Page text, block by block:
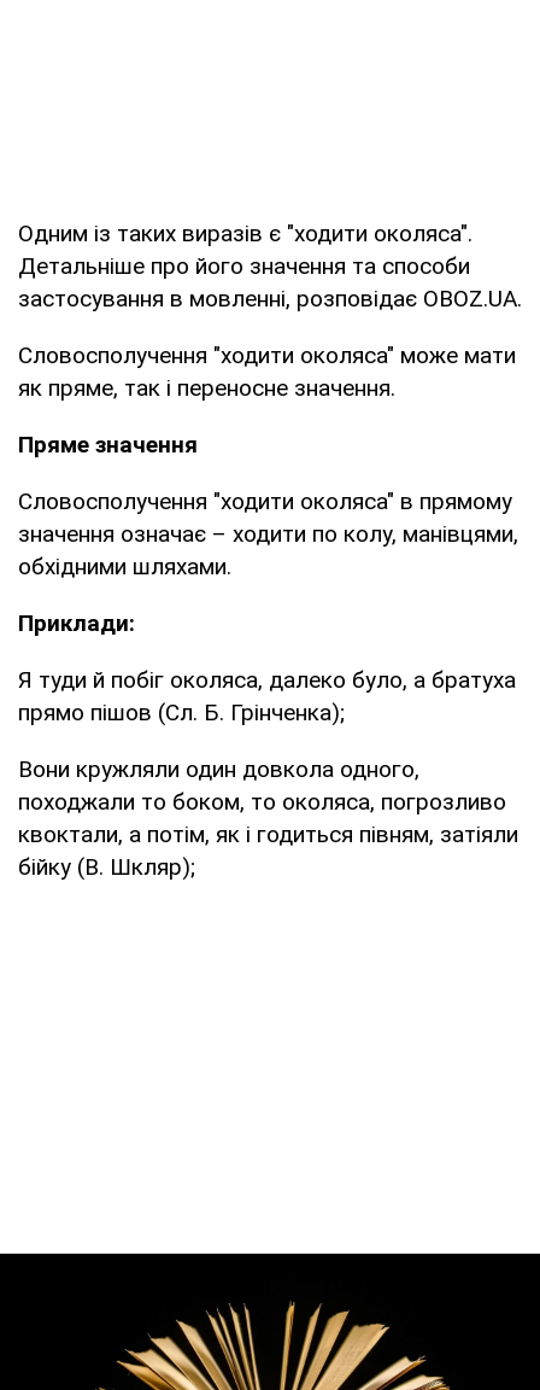
Одним із таких виразів є "ходити околяса".
Детальніше про його значення та способи
застосування в мовленні, розповідає OBOZ.UA.
Словосполучення "ходити околяса" може мати
як пряме, так і переносне значення.
Пряме значення
Словосполучення "ходити околяса" в прямому
значення означає – ходити по колу, манівцями,
обхідними шляхами.
Приклади:
Я туди й побіг околяса, далеко було, а братуха
прямо пішов (Сл. Б. Грінченка);
Вони кружляли один довкола одного,
походжали то боком, то околяса, погрозливо
квоктали, а потім, як і годиться півням, затіяли
бійку (В. Шкляр);